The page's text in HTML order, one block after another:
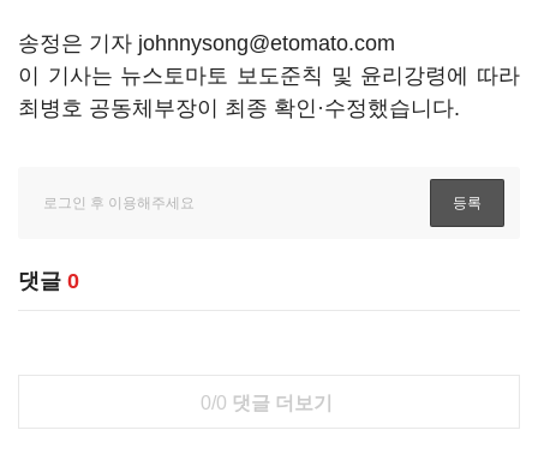
송정은 기자 johnnysong@etomato.com
이 기사는 뉴스토마토 보도준칙 및 윤리강령에 따라
최병호 공동체부장이 최종 확인·수정했습니다.
댓글 0
0/0 댓글 더보기